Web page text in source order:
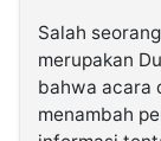
Salah
merupakan
bahwa acara
menambah